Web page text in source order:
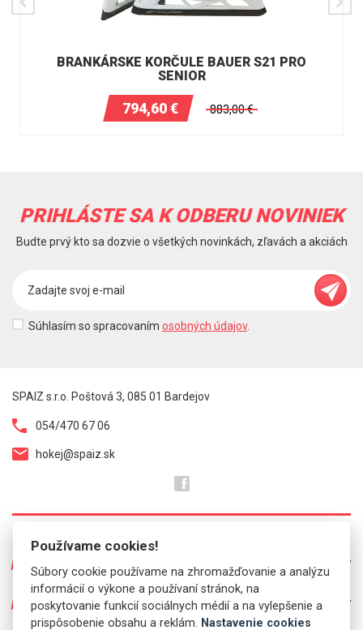
BRANKÁRSKE KORČULE BAUER S21 PRO
SENIOR
794,60€ 883,00€
PRIHLÁSTE SA K ODBERU NOVINIEK
Budte prvý kto sa dozvie o všetkých novinkách, zľavách a akciách
Súhlasím so spracovaním osobných údajov.
SPAIZ s.r.o. Poštová 3, 085 01 Bardejov
054/470 67 06
hokej@spaiz.sk
O NÁS
Prezentácia predajní
Kontakt
PRE VÁS
Používame cookies!
Súbory cookie používame na zhromažďovanie a analýzu
informácií o výkone a používaní stránok, na
poskytovanie funkcií sociálnych médií a na vylepšenie a
prispôsobenie obsahu a reklám. Nastavenie cookies